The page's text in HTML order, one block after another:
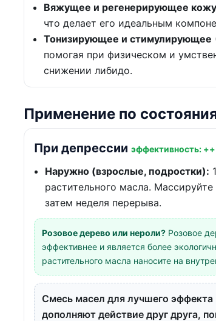
Вяжущее и регенерирующее кожу
что делает его идеальным
Тонизирующее и стимулирующее
помогая при физическом и
снижении либидо.
Применение по
При депрессии эффективность:
Наружно (взрослые, подростки):
растительного масла.
затем неделя перерыва.
Розовое дерево или нероли? Розовое
эффективнее и является более
растительного масла наносите на
Смесь масел для лучшего
дополняют действие друг друга,